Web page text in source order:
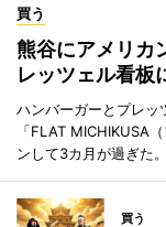
買う
熊谷にアメリ
レッツェル看板
ハンバーガーとプレッ
「FLAT MICHIKUSA
ンして3カ月が過ぎた。
買う